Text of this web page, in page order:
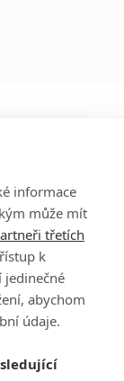
PŘIHLÁSIT
REGISTROVAT
informace
může mít
třetích
k
jedinečné
abychom
údaje.